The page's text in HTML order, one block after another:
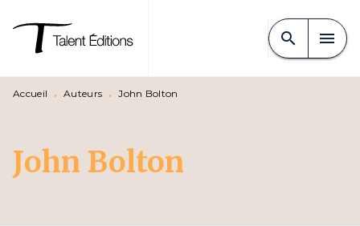
MENU CONTENU
PIED DE PAGE
search menu
Accueil • Auteurs • John Bolton
John Bolton